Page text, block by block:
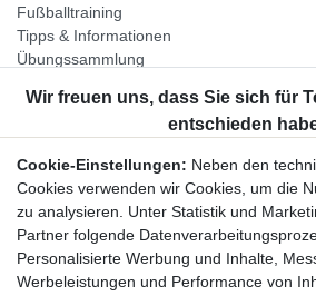
Fußballtraining
Tipps & Informationen
Übungssammlung
Unternehmen
Widerrufsrecht
Bestellung widerrufen
Datenschutzerklärung
AGB
Cookie-Einstellungen: Neben den
Cookies verwenden wir Cookies, um die
zu analysieren. Unter Statistik und
Partner folgende
Personalisierte Werbung und Inhalte,
Werbeleistungen und Performance von